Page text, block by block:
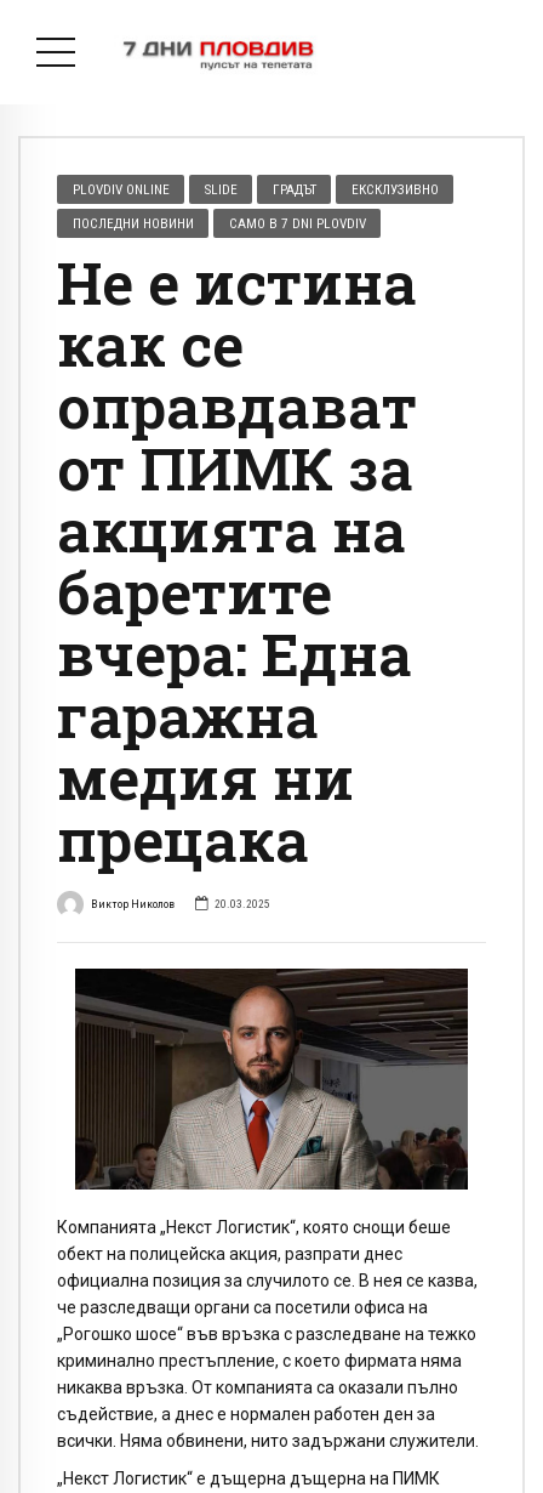
PLOVDIV ONLINE SLIDE ГРАДЪТ ЕКСКЛУЗИВНО
ПОСЛЕДНИ НОВИНИ САМО В 7 DNI PLOVDIV
Не е истина
как се
оправдават
от ПИМК за
акцията на
баретите
вчера: Една
гаражна
медия ни
прецака
Виктор Николов 20.03.2025
Компанията „Некст Логистик“, която снощи беше
обект на полицейска акция, разпрати днес
официална позиция за случилото се. В нея се казва,
че разследващи органи са посетили офиса на
„Рогошко шосе“ във връзка с разследване на тежко
криминално престъпление, с което фирмата няма
никаква връзка. От компанията са оказали пълно
съдействие, а днес е нормален работен ден за
всички. Няма обвинени, нито задържани служители.
„Некст Логистик“ е дъщерна дъщерна на ПИМК